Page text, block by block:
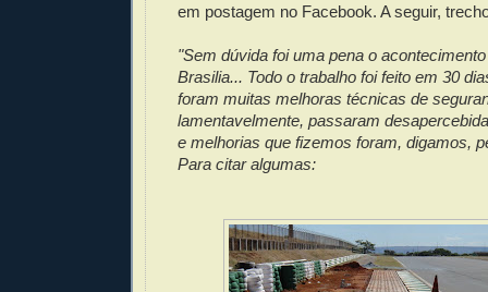
em postagem no Facebook. A seguir,
"Sem dúvida foi uma pena o
Brasilia... Todo o trabalho foi feito em 30
foram muitas melhoras técnicas de
lamentavelmente, passaram
e melhorias que fizemos foram, digamos,
Para citar algumas: